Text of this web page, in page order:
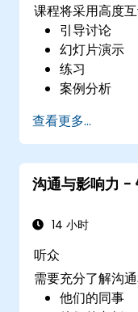
课程将采用高度
引导讨论
幻灯片演示
练习
案例分析
查看更多...
沟通与影响力 -
14 小时
听众
需要充分了解沟
他们的同事